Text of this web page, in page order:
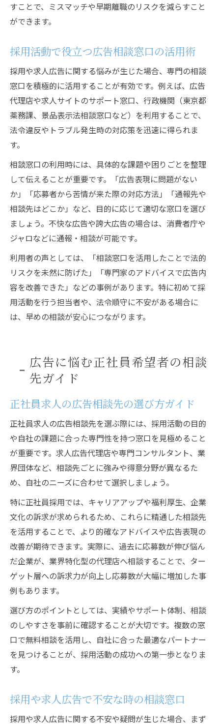
すことで、ミスマッチや早期離職のリスクを減らすこと
ができます。
採用活動で役立つ広告相談窓口の活用術
採用や求人広告に関する悩みが生じた場合、専門の相談
窓口を積極的に活用することが有効です。例えば、広告
代理店や求人サイトのサポート窓口、行政機関（東京都
薬務課、景品表示法相談窓口など）を利用することで、
法令違反やトラブル発生時の対応策を迅速に得られま
す。
相談窓口の利用時には、具体的な課題や困りごとを整理
して伝えることが重要です。「広告表現に問題がない
か」「応募者から苦情が来た際の対応方法」「通報先や
相談先はどこか」など、目的に応じて適切な窓口を選び
ましょう。不快な広告や誇大広告の場合は、消費者庁や
ジャロなどに通報・相談が可能です。
利用者の声としては、「相談窓口を活用したことで法的
リスクを未然に防げた」「専門家のアドバイスで広告内
容を改善できた」などの事例があります。特に初めて採
用活動を行う担当者や、法令順守に不安がある場合に
は、早めの相談が安心につながります。
広告に悩む正社員希望者の相談
先ガイド
正社員求人の広告相談先の選び方ガイド
正社員求人の広告相談先を選ぶ際には、採用活動の目的
や自社の課題に合った専門性を持つ窓口を見極めること
が重要です。求人広告代理店や専門コンサルタント、業
界団体など、相談先ごとに強みや得意分野が異なるた
め、自社のニーズに合わせて選択しましょう。
特に正社員採用では、キャリアアップや福利厚生、企業
文化の訴求が求められるため、これらに精通した相談先
を活用することで、より的確なアドバイスや広告表現の
改善が期待できます。実際に、過去に応募数が伸び悩ん
だ企業が、業界特化型の代理店へ相談することで、ター
ゲット層への訴求力が向上し応募数が大幅に増加した事
例もあります。
選び方のポイントとしては、実績やサポート体制、相談
のしやすさを事前に確認することが大切です。複数の窓
口で無料相談を活用し、自社に合った最適なパートナー
を見つけることが、採用活動の成功への第一歩となりま
す。
採用や求人広告で不安な時の相談窓口
採用や求人広告に関する不安や疑問が生じた場合、まず